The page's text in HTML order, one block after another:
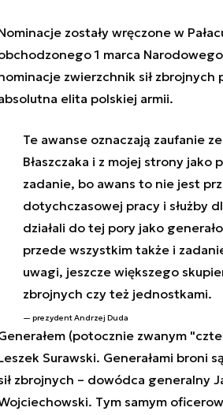
zostały wręczone w
1 marca
zwierzchnik sił zbrojnych
elita polskiej armii.
Te awanse oznaczają zaufanie
Błaszczaka i z mojej strony
zadanie, bo awans to nie jest
dotychczasowej pracy i służby
działali do tej pory jako
przede wszystkim także i
uwagi, jeszcze większego
zbrojnych czy też jednostkami.
prezydent Andrzej Duda
(potocznie zwanym
Surawski. Generałami broni
zbrojnych – dowódca generalny
Tym samym